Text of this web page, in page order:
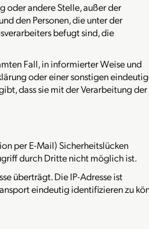
oder andere Stelle, außer der
den Personen, die unter der
befugt sind, die
Fall, in informierter Weise und
oder einer sonstigen
dass sie mit der Verarbeitung der
per E-Mail) Sicherheitslücken
durch Dritte nicht möglich ist.
überträgt. Die IP-Adresse ist
eindeutig identifizieren zu